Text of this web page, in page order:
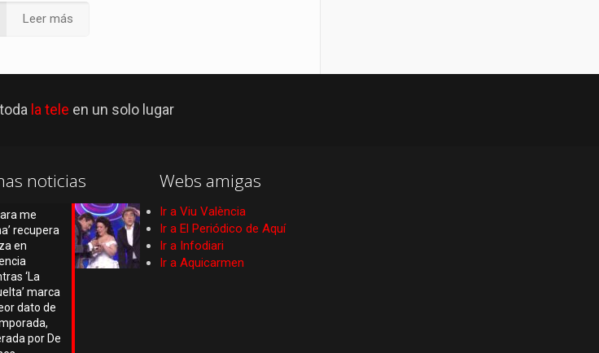
Leer más
la tele en un solo lugar
noticias
me
recupera
en
‘La
marca
dato de
por De
Webs amigas
Ir a Viu València
Ir a El Periódico de Aquí
Ir a Infodiari
Ir a Aquicarmen